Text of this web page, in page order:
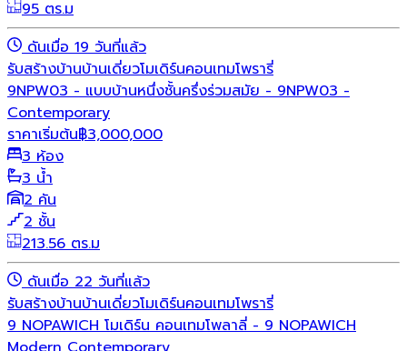
95 ตร.ม
ดันเมื่อ 19 วันที่แล้ว
รับสร้างบ้านบ้านเดี่ยวโมเดิร์นคอนเทมโพรารี่
9NPW03 - แบบบ้านหนึ่งชั้นครึ่งร่วมสมัย - 9NPW03 -
Contemporary
ราคาเริ่มต้น฿3,000,000
3 ห้อง
3 น้ำ
2 คัน
2 ชั้น
213.56 ตร.ม
ดันเมื่อ 22 วันที่แล้ว
รับสร้างบ้านบ้านเดี่ยวโมเดิร์นคอนเทมโพรารี่
9 NOPAWICH โมเดิร์น คอนเทมโพลาลี่ - 9 NOPAWICH